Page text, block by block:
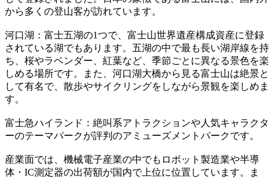
から多くの登山客が訪れています。
河口湖：富士五湖の1つで、富士山世界遺産構成資産に登録
されている湖でもあります。五湖の中で最も長い湖岸線を持
ち、桜やラベンダー、紅葉など、季節ごとに異なる景色を楽
しめる場所です。また、河口湖大橋から見る富士山は絶景と
して有名で、散歩やサイクリングをしながら景観を楽しめま
す。
富士急ハイランド：絶叫系アトラクションや人気キャラクタ
ーのテーマパークが評判のアミューズメントパークです。
産業面では、機械電子産業の中でもロボット製造業や半導
体・IC測定器の出荷額が国内で上位に位置しています。ま